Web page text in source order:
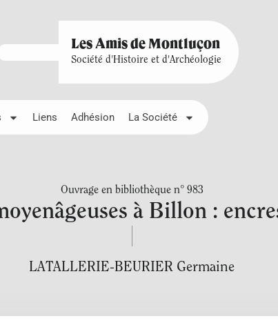
Les Amis de Montluçon
Société d'Histoire et d'Archéologie
Liens Adhésion La Société
Ouvrage en bibliothèque n° 983
à Billon :
LATALLERIE-BEURIER Germaine